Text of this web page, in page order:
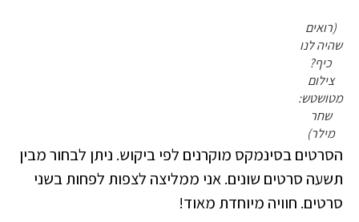
(רואים
שהיה לנו
כיף?
צילום
מטושטש:
שחר
מילר)
הסרטים בסינמקס מוקרנים לפי ביקוש. ניתן לבחור מבין
תשעה סרטים שונים. אני ממליצה לצפות לפחות בשני
סרטים. חוויה מיוחדת מאוד!